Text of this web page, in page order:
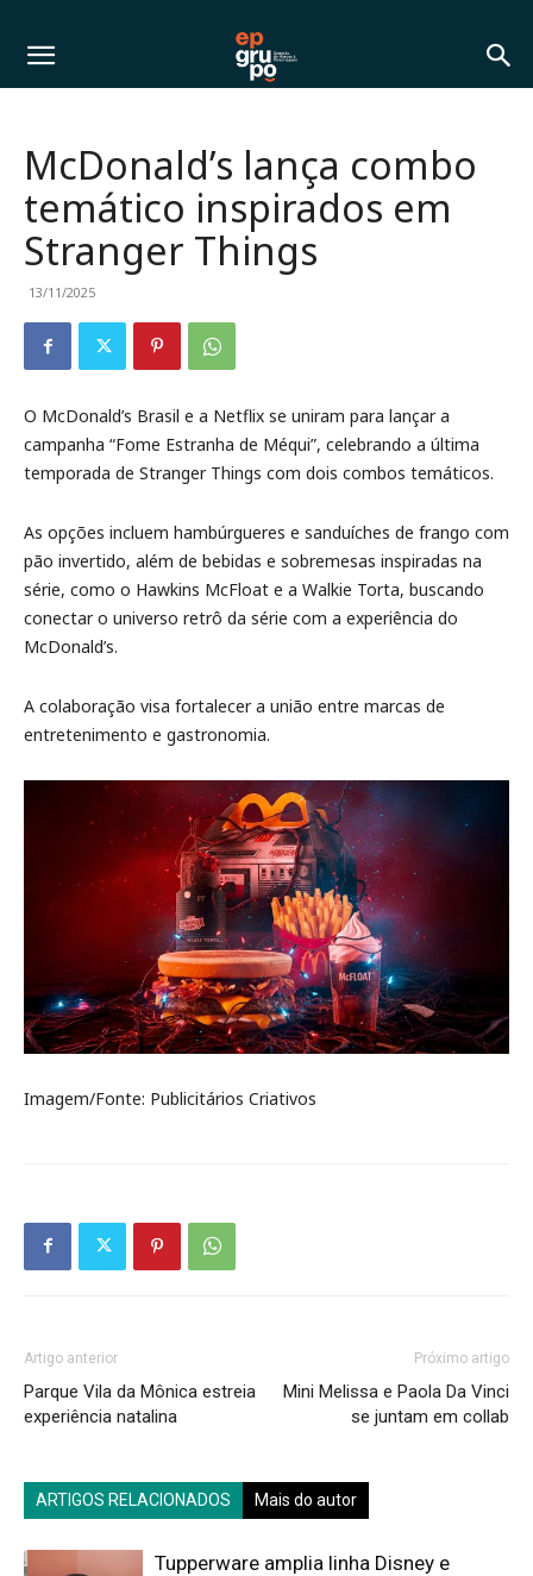
McDonald’s lança combo
temático inspirados em
Stranger Things
13/11/2025
O McDonald’s Brasil e a Netflix se uniram para lançar a
campanha “Fome Estranha de Méqui”, celebrando a última
temporada de Stranger Things com dois combos temáticos.
As opções incluem hambúrgueres e sanduíches de frango com
pão invertido, além de bebidas e sobremesas inspiradas na
série, como o Hawkins McFloat e a Walkie Torta, buscando
conectar o universo retrô da série com a experiência do
McDonald’s.
A colaboração visa fortalecer a união entre marcas de
entretenimento e gastronomia.
Imagem/Fonte: Publicitários Criativos
Artigo anterior
Parque Vila da Mônica estreia
experiência natalina
Próximo artigo
Mini Melissa e Paola Da Vinci
se juntam em collab
ARTIGOS RELACIONADOS Mais do autor
Tupperware amplia linha Disney e